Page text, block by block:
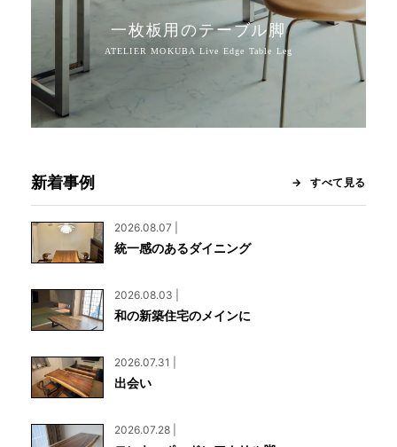
一枚板用のテーブル脚
新着事例 すべて見る
2026.08.07 |
統一感のあるダイニング
2026.08.03 |
和の新築住宅のメインに
2026.07.31 |
出会い
2026.07.28 |